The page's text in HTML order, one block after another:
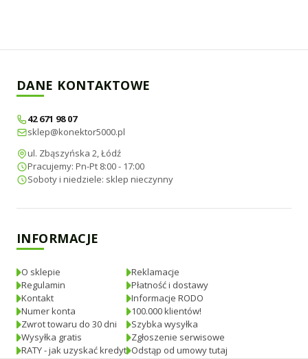
DANE KONTAKTOWE
42 671 98 07
sklep@konektor5000.pl
ul. Zbąszyńska 2, Łódź
Pracujemy: Pn-Pt 8:00 - 17:00
Soboty i niedziele: sklep nieczynny
INFORMACJE
O sklepie
Regulamin
Kontakt
Numer konta
Zwrot towaru do 30 dni
Wysyłka gratis
RATY - jak uzyskać kredyt
Reklamacje
Płatność i dostawy
Informacje RODO
100.000 klientów!
Szybka wysyłka
Zgłoszenie serwisowe
Odstąp od umowy tutaj